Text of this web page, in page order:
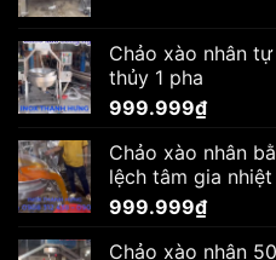
Chảo xào nhân
thủy 1 pha
999.999₫
Chảo xào nhân
lệch tâm gia
999.999₫
Chảo xào nhân